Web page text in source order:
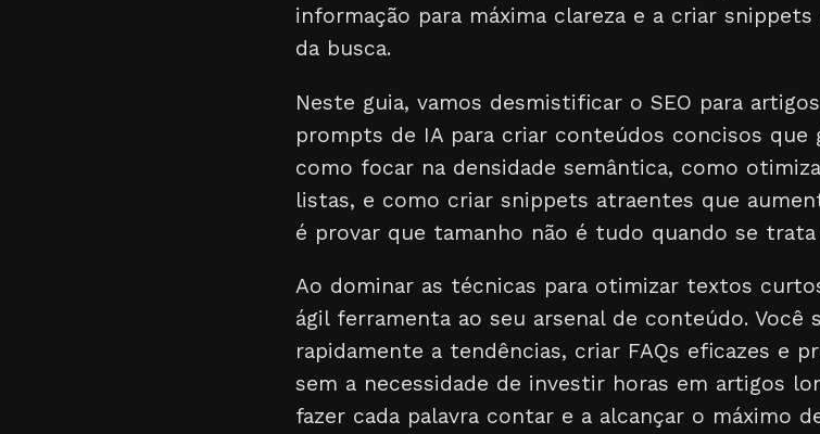
informação para máxima clareza e a criar
da busca.
Neste guia, vamos desmistificar o SEO para
prompts de IA para criar conteúdos concisos que
como focar na densidade semântica, como
listas, e como criar snippets atraentes que
é provar que tamanho não é tudo quando se trata
Ao dominar as técnicas para otimizar textos
ágil ferramenta ao seu arsenal de conteúdo. Você
rapidamente a tendências, criar FAQs eficazes e
sem a necessidade de investir horas em artigos
fazer cada palavra contar e a alcançar o máximo